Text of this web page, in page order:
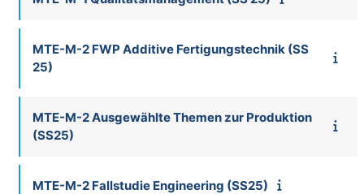
MTE-M-2 FWP Additive Fertigungstechnik (SS
25)
MTE-M-2 Ausgewählte Themen zur Produktion
(SS25)
MTE-M-2 Fallstudie Engineering (SS25)